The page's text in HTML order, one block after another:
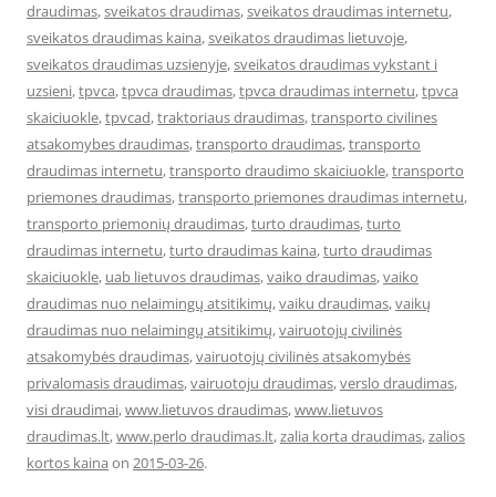
draudimas,sveikatos draudimas,sveikatos draudimas internetu,
sveikatos draudimas kaina,sveikatos draudimas lietuvoje,
sveikatos draudimas uzsienyje,sveikatos draudimas vykstant i
uzsieni,tpvca,tpvca draudimas,tpvca draudimas internetu,tpvca
skaiciuokle,tpvcad,traktoriaus draudimas,transporto civilines
atsakomybes draudimas,transporto draudimas,transporto
draudimas internetu,transporto draudimo skaiciuokle,transporto
priemones draudimas,transporto priemones draudimas internetu,
transporto priemonių draudimas,turto draudimas,turto
draudimas internetu,turto draudimas kaina,turto draudimas
skaiciuokle, uab lietuvos draudimas,vaiko draudimas,vaiko
draudimas nuo nelaimingų atsitikimų,vaiku draudimas,vaikų
draudimas nuo nelaimingų atsitikimų,vairuotojų civilinės
atsakomybės draudimas,vairuotojų civilinės atsakomybės
privalomasis draudimas,vairuotoju draudimas,verslo draudimas,
visi draudimai,www.lietuvos draudimas,www.lietuvos
draudimas.lt,www.perlo draudimas.lt,zalia korta draudimas,zalios
kortos kaina on 2015-03-26.